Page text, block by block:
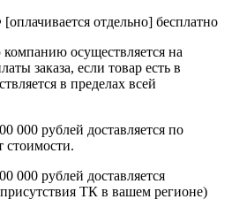
отдельно] бесплатно
осуществляется на
заказа, если товар есть в
в пределах всей
000 рублей доставляется по
стоимости.
000 рублей доставляется
ТК в вашем регионе)